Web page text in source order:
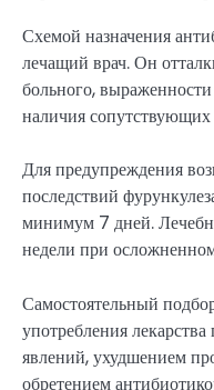
Схемой назначения
лечащий врач. Он
больного,
наличия
Для предупреждения
последствий
минимум 7 дней.
недели при
Самостоятельный
употребления
явлений, ухудшением
обретением